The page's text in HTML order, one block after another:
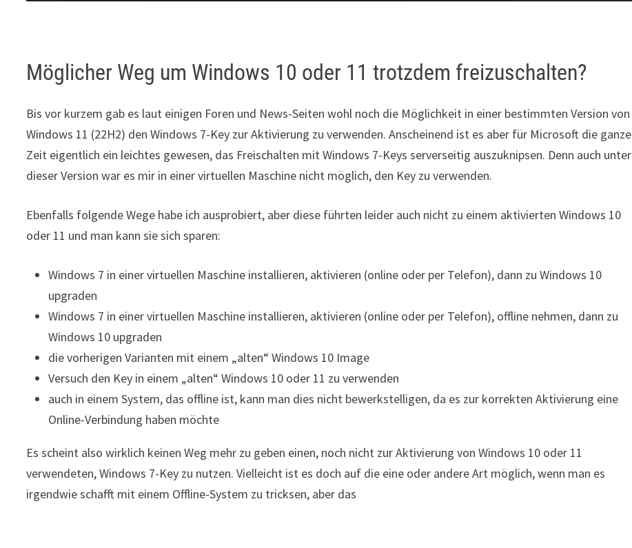
Möglicher Weg um Windows 10 oder 11 trotzdem freizuschalten?
Bis vor kurzem gab es laut einigen Foren und News-Seiten wohl noch die Möglichkeit in einer bestimmten Version von
Windows 11 (22H2) den Windows 7-Key zur Aktivierung zu verwenden. Anscheinend ist es aber für Microsoft die ganze
Zeit eigentlich ein leichtes gewesen, das Freischalten mit Windows 7-Keys serverseitig auszuknipsen. Denn auch unter
dieser Version war es mir in einer virtuellen Maschine nicht möglich, den Key zu verwenden.
Ebenfalls folgende Wege habe ich ausprobiert, aber diese führten leider auch nicht zu einem aktivierten Windows 10
oder 11 und man kann sie sich sparen:
Windows 7 in einer virtuellen Maschine installieren, aktivieren (online oder per Telefon), dann zu Windows 10
upgraden
Windows 7 in einer virtuellen Maschine installieren, aktivieren (online oder per Telefon), offline nehmen, dann zu
Windows 10 upgraden
die vorherigen Varianten mit einem „alten“ Windows 10 Image
Versuch den Key in einem „alten“ Windows 10 oder 11 zu verwenden
auch in einem System, das offline ist, kann man dies nicht bewerkstelligen, da es zur korrekten Aktivierung eine
Online-Verbindung haben möchte
Es scheint also wirklich keinen Weg mehr zu geben einen, noch nicht zur Aktivierung von Windows 10 oder 11
verwendeten, Windows 7-Key zu nutzen. Vielleicht ist es doch auf die eine oder andere Art möglich, wenn man es
irgendwie schafft mit einem Offline-System zu tricksen, aber das